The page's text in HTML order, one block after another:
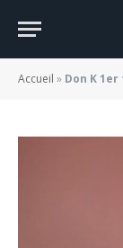
Accueil » Don K 1er
le
BY JADE